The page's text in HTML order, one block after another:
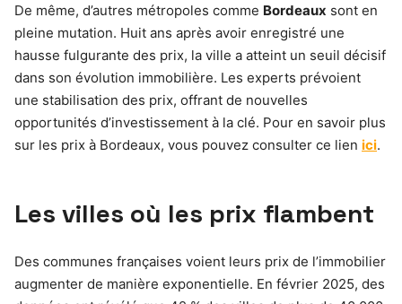
De même, d’autres métropoles comme Bordeaux sont en
pleine mutation. Huit ans après avoir enregistré une
hausse fulgurante des prix, la ville a atteint un seuil décisif
dans son évolution immobilière. Les experts prévoient
une stabilisation des prix, offrant de nouvelles
opportunités d’investissement à la clé. Pour en savoir plus
sur les prix à Bordeaux, vous pouvez consulter ce lien ici.
Les villes où les prix flambent
Des communes françaises voient leurs prix de l’immobilier
augmenter de manière exponentielle. En février 2025, des